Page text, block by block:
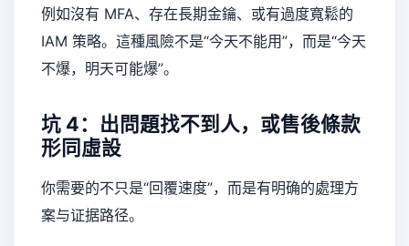
例如沒有 MFA、存在長期金鑰、或有過度寬鬆的
IAM 策略。這種風險不是“今天不能用”，而是“今天
不爆，明天可能爆”。
坑 4：出問題找不到人，或售後條款
形同虛設
你需要的不只是“回覆速度”，而是有明确的處理方
案与证据路径。